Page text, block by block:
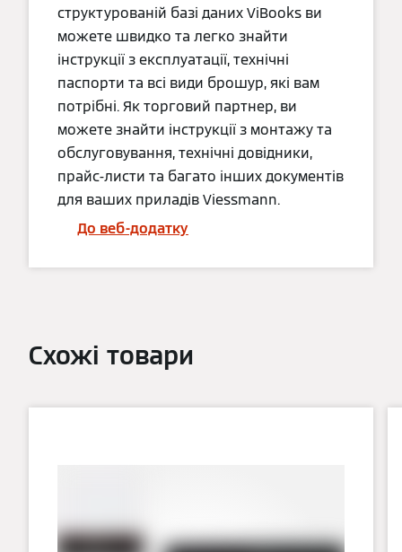
структурованій базі даних ViBooks ви
можете швидко та легко знайти
інструкції з експлуатації, технічні
паспорти та всі види брошур, які вам
потрібні. Як торговий партнер, ви
можете знайти інструкції з монтажу та
обслуговування, технічні довідники,
прайс-листи та багато інших документів
для ваших приладів Viessmann.
До веб-додатку
Схожі товари